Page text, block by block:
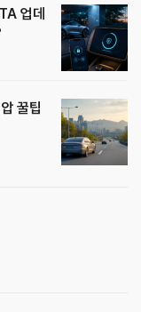
업데
꿀팁